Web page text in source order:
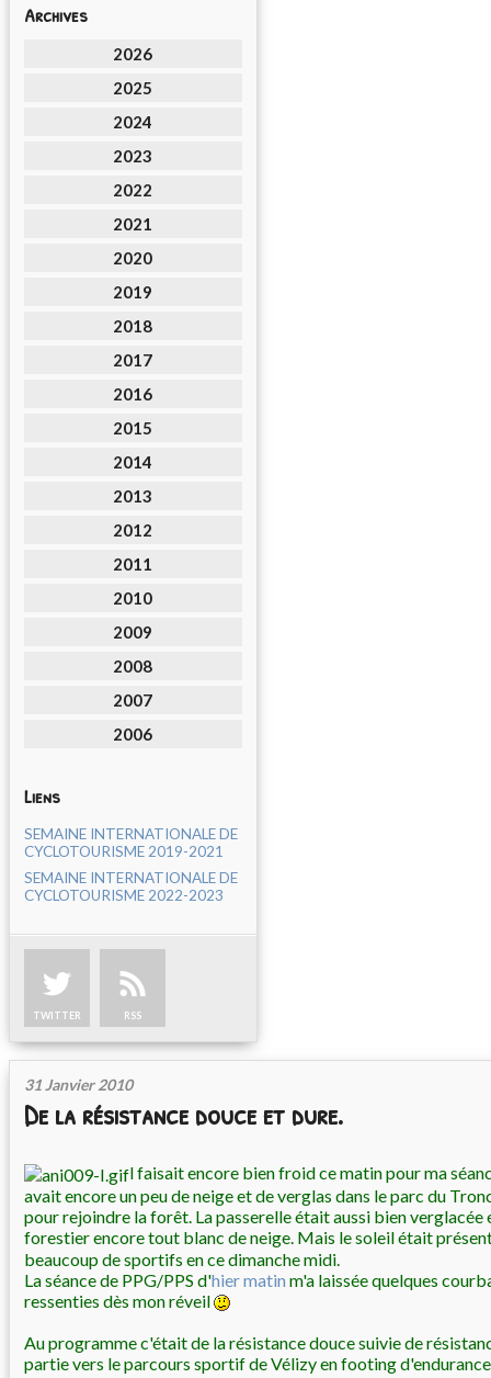
Archives
2026
2025
2024
2023
2022
2021
2020
2019
2018
2017
2016
2015
2014
2013
2012
2011
2010
2009
2008
2007
2006
Liens
SEMAINE INTERNATIONALE DE
CYCLOTOURISME 2019-2021
SEMAINE INTERNATIONALE DE
CYCLOTOURISME 2022-2023
TWITTER RSS
31 Janvier 2010
De la résistance douce et dure.
l faisait encore bien froid ce matin pour ma
avait encore un peu de neige et de verglas dans le parc du
pour rejoindre la forêt. La passerelle était aussi bien verglacée
forestier encore tout blanc de neige. Mais le soleil était
beaucoup de sportifs en ce dimanche midi.
La séance de PPG/PPS d'hier matin m'a laissée quelques
ressenties dès mon réveil
Au programme c'était de la résistance douce suivie de
partie vers le parcours sportif de Vélizy en footing